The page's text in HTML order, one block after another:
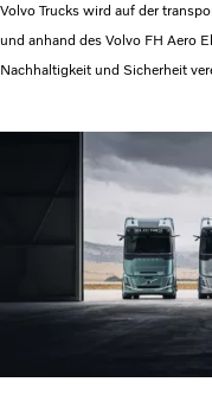
Volvo Trucks wird auf der
und anhand des Volvo FH Aero
Nachhaltigkeit und Sicherheit